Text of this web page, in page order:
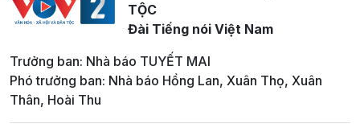
TỘC
Đài Tiếng nói Việt Nam
Trưởng ban: Nhà báo TUYẾT MAI
Phó trưởng ban: Nhà báo Hồng Lan, Xuân Thọ, Xuân
Thân, Hoài Thu